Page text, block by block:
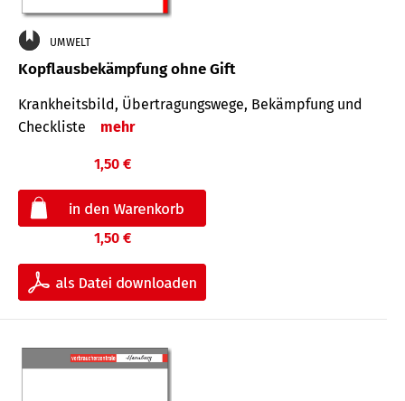
UMWELT
Kopflausbekämpfung ohne Gift
Krankheits­bild, Übertra­gungs­wege, Bekämpfung und
Check­liste
mehr
1,50 €
1,50 €